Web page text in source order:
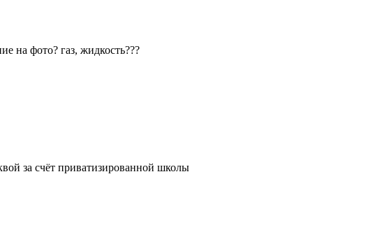
на фото? газ, жидкость???
за счёт приватизированной школы